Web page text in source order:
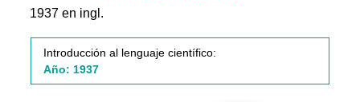
1937 en ingl.
Introducción al lenguaje científico:
Año: 1937